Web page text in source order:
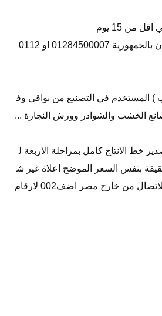
من 15 يوم
اتصل نصلك في اي مكان بالجمهورية 01284500007 او 0112
) المستخدم في التصنيع من بواقي وف
الخشب والشوادر وورش النجارة ...
خط الانتاج كامل بمراحلة الاربعة ل
بنفس السعر الموضح اعلاة غير ش
امل مصاريف الشحن للاتصال من خارج مصر اضف002 لارقام